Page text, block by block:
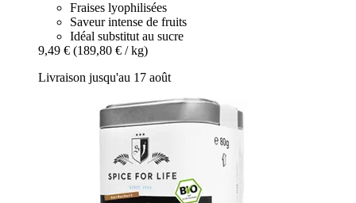
Fraises lyophilisées
Saveur intense de fruits
Idéal substitut au sucre
9,49 € (189,80 € / kg)
Livraison jusqu'au 17 août